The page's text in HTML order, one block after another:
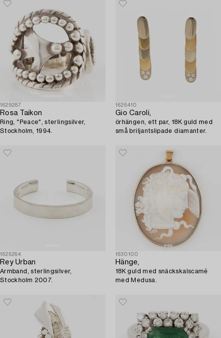
1629287
Rosa Taikon
Ring, "Peace", sterlingsilver,
Stockholm, 1994.
1626410
Gio Caroli,
örhängen, ett par, 18K guld med
små briljantslipade diamanter.
1626264
Rey Urban
Armband, sterlingsilver,
Stockholm 2007.
1630100
Hänge,
18K guld med snäckskalscamé
med Medusa.